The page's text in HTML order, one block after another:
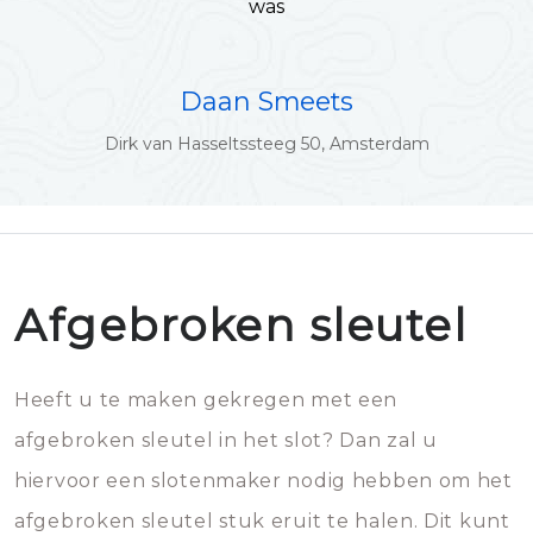
was
Daan Smeets
Dirk van Hasseltssteeg 50, Amsterdam
Afgebroken sleutel
Heeft u te maken gekregen met een
afgebroken sleutel in het slot? Dan zal u
hiervoor een slotenmaker nodig hebben om het
afgebroken sleutel stuk eruit te halen. Dit kunt